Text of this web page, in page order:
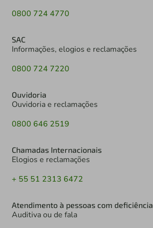
0800 724 4770
SAC
Informações, elogios e reclamações
0800 724 7220
Ouvidoria
Ouvidoria e reclamações
0800 646 2519
Chamadas Internacionais
Elogios e reclamações
+ 55 51 2313 6472
Atendimento à pessoas com deficiência
Auditiva ou de fala